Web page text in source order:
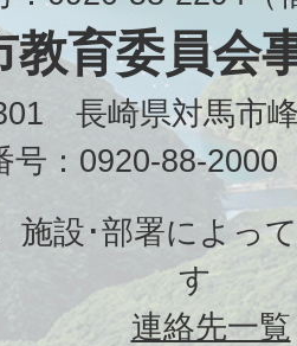
教育委員会
長崎県対馬市
号：0920-88-2000
施設･部署によっ
す
連絡先一覧